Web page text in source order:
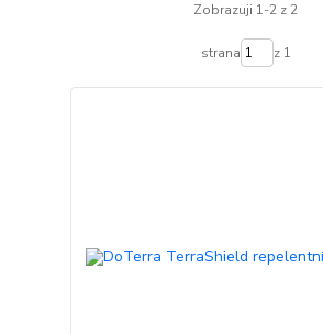
Zobrazuji 1-2 z 2
strana z 1